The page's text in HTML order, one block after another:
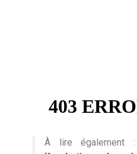
À lire également